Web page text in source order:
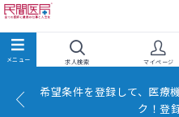
求人検索 マイページ
希望条件を登録して、医療
ク！登